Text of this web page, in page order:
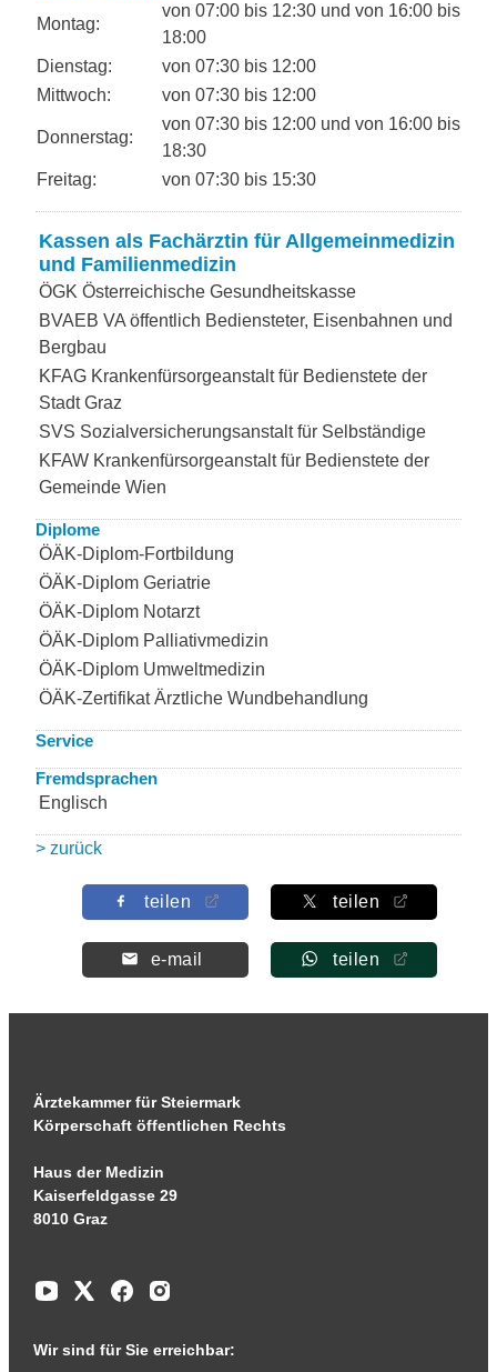
Montag:
von 07:00 bis 12:30 und von 16:00 bis
18:00
Dienstag:
von 07:30 bis 12:00
Mittwoch:
von 07:30 bis 12:00
Donnerstag:
von 07:30 bis 12:00 und von 16:00 bis
18:30
Freitag:
von 07:30 bis 15:30
Kassen als Fachärztin für Allgemeinmedizin
und Familienmedizin
ÖGK Österreichische Gesundheitskasse
BVAEB VA öffentlich Bediensteter, Eisenbahnen und
Bergbau
KFAG Krankenfürsorgeanstalt für Bedienstete der
Stadt Graz
SVS Sozialversicherungsanstalt für Selbständige
KFAW Krankenfürsorgeanstalt für Bedienstete der
Gemeinde Wien
Diplome
ÖÄK-Diplom-Fortbildung
ÖÄK-Diplom Geriatrie
ÖÄK-Diplom Notarzt
ÖÄK-Diplom Palliativmedizin
ÖÄK-Diplom Umweltmedizin
ÖÄK-Zertifikat Ärztliche Wundbehandlung
Service
Fremdsprachen
Englisch
> zurück
teilen teilen
e-mail teilen
Ärztekammer für Steiermark
Körperschaft öffentlichen Rechts
Haus der Medizin
Kaiserfeldgasse 29
8010 Graz
Wir sind für Sie erreichbar: